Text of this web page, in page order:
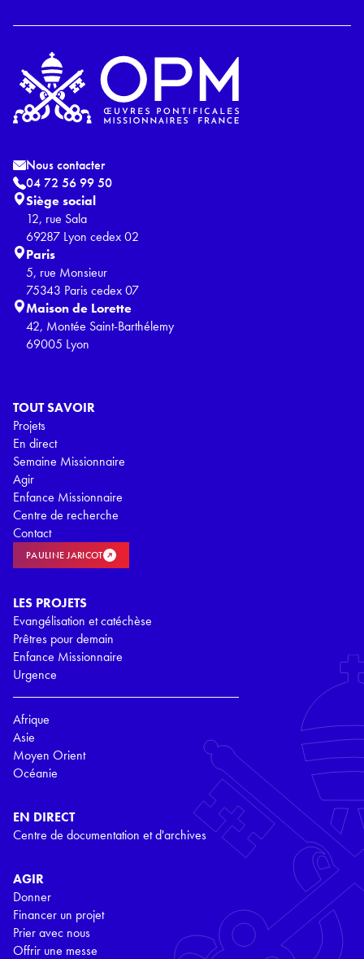
TOUT SAVOIR
Projets
En direct
Semaine Missionnaire
Agir
Enfance Missionnaire
Centre de recherche
Contact
PAULINE JARICOT
LES PROJETS
Evangélisation et catéchèse
Prêtres pour demain
Enfance Missionnaire
Urgence
Afrique
Asie
Moyen Orient
Océanie
EN DIRECT
Centre de documentation et d'archives
AGIR
Donner
Financer un projet
Prier avec nous
Offrir une messe
Nous contacter
04 72 56 99 50
Siège social
12, rue Sala
69287 Lyon cedex 02
Paris
5, rue Monsieur
75343 Paris cedex 07
Maison de Lorette
42, Montée Saint-Barthélemy
69005 Lyon